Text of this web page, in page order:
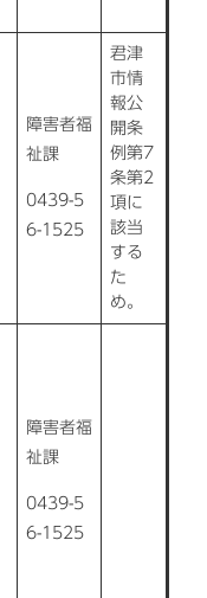
障害者福
祉課
0439-5
6-1525
君津
市情
報公
開条
例第7
条第2
項に
該当
する
た
め。
障害者福
祉課
0439-5
6-1525